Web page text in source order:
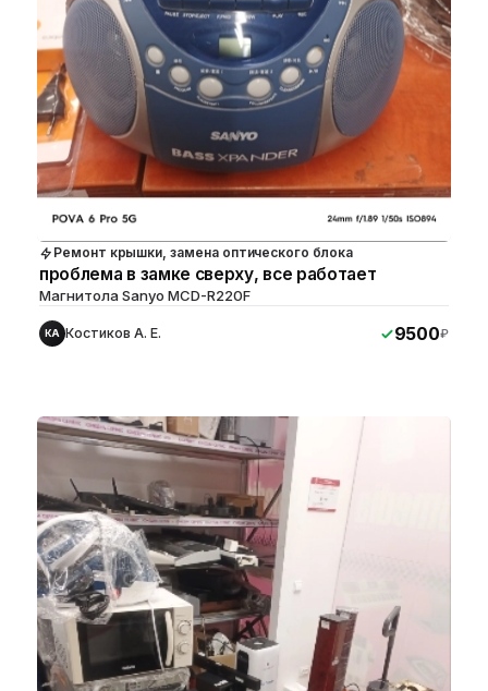
Ремонт крышки, замена оптического блока
проблема в замке сверху, все работает
Магнитола Sanyo MCD-R220F
КА Костиков А. Е. 9500₽